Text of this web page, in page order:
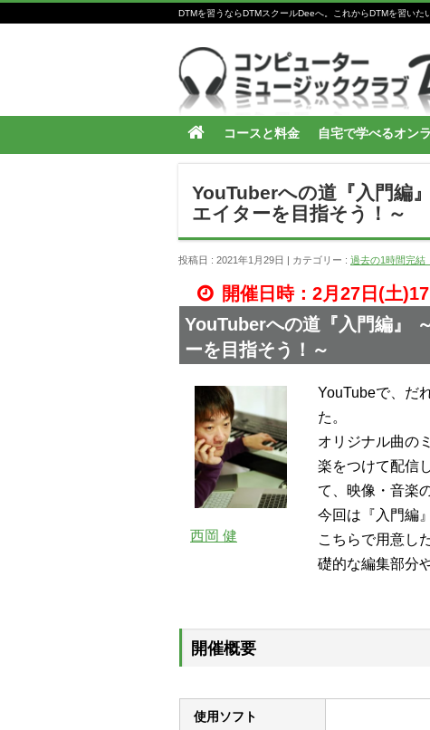
DTMを習うならDTMスクールDeeへ。これからDTMを習い
コースと料金 自宅で学べるオン
YouTuberへの道『入門編
エイターを目指そう！～
投稿日 : 2021年1月29日 カテゴリー : 過去の1時間完結
開催日時：2月27日(土
YouTuberへの道『入門編』
ーを目指そう！～
西岡 健
YouTubeで、だ
た。
オリジナル曲の
楽をつけて配信
て、映像・音楽
今回は『入門編』
こちらで用意し
礎的な編集部分
開催概要
使用ソフト